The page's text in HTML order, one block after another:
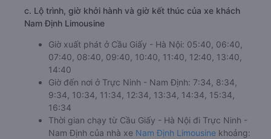
c. Lộ trình, giờ khởi hành và giờ kết thúc của xe khách
Nam Định Limousine
Giờ xuất phát ở Cầu Giấy - Hà Nội: 05:40, 06:40,
07:40, 08:40, 09:40, 10:40, 11:40, 12:40, 13:40,
14:40
Giờ đến nơi ở Trực Ninh - Nam Định: 7:34, 8:34,
9:34, 10:34, 11:34, 12:34, 13:34, 14:34, 15:34,
16:34
Thời gian chạy từ Cầu Giấy - Hà Nội đi Trực Ninh -
Nam Định của nhà xe Nam Định Limousine khoảng: